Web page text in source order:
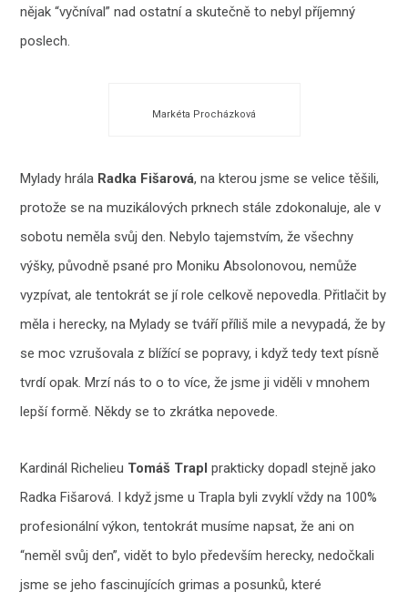
nějak “vyčníval” nad ostatní a skutečně to nebyl příjemný
poslech.
Markéta Procházková
Mylady hrála Radka Fišarová, na kterou jsme se velice těšili,
protože se na muzikálových prknech stále zdokonaluje, ale v
sobotu neměla svůj den. Nebylo tajemstvím, že všechny
výšky, původně psané pro Moniku Absolonovou, nemůže
vyzpívat, ale tentokrát se jí role celkově nepovedla. Přitlačit by
měla i herecky, na Mylady se tváří příliš mile a nevypadá, že by
se moc vzrušovala z blížící se popravy, i když tedy text písně
tvrdí opak. Mrzí nás to o to více, že jsme ji viděli v mnohem
lepší formě. Někdy se to zkrátka nepovede.
Kardinál Richelieu Tomáš Trapl prakticky dopadl stejně jako
Radka Fišarová. I když jsme u Trapla byli zvyklí vždy na 100%
profesionální výkon, tentokrát musíme napsat, že ani on
“neměl svůj den”, vidět to bylo především herecky, nedočkali
jsme se jeho fascinujících grimas a posunků, které